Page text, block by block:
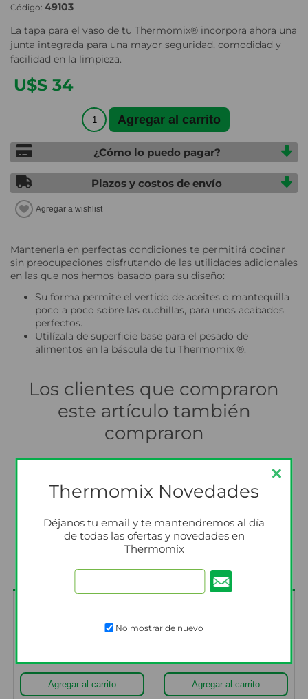
Código: 49103
La tapa para el vaso de tu Thermomix® incorpora ahora una
junta integrada para una mayor seguridad, comodidad y
facilidad en la limpieza.
U$S 34
¿Cómo lo puedo pagar?
Plazos y costos de envío
Mantenerla en perfectas condiciones te permitirá cocinar
sin preocupaciones disfrutando de las utilidades adicionales
en las que nos hemos basado para su diseño:
Su forma permite el vertido de aceites o mantequilla
poco a poco sobre las cuchillas, para unos acabados
perfectos.
Utilízala de superficie base para el pesado de
alimentos en la báscula de tu Thermomix ®.
Los clientes que compraron
este artículo también
compraron
U$S 12 U$S 82
Thermomix Novedades
Déjanos tu email y te mantendremos al día
de todas las ofertas y novedades en
Thermomix
No mostrar de nuevo